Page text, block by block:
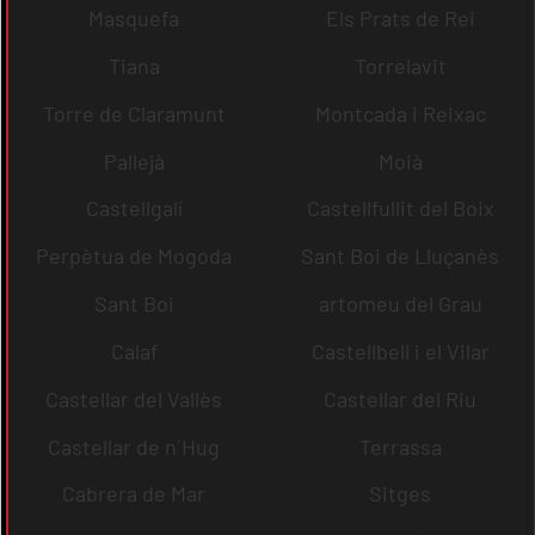
Masquefa
Els Prats de Rei
Tiana
Torrelavit
Torre de Claramunt
Montcada i Reixac
Pallejà
Moià
Castellgalí
Castellfullit del Boix
Perpètua de Mogoda
Sant Boi de Lluçanès
Sant Boi
artomeu del Grau
Calaf
Castellbell i el Vilar
Castellar del Vallès
Castellar del Riu
Castellar de n´Hug
Terrassa
Cabrera de Mar
Sitges